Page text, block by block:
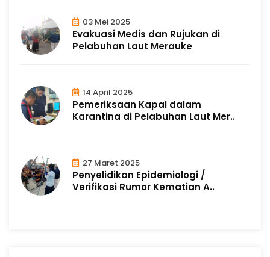
03 Mei 2025
Evakuasi Medis dan Rujukan di
Pelabuhan Laut Merauke
14 April 2025
Pemeriksaan Kapal dalam
Karantina di Pelabuhan Laut Mer..
27 Maret 2025
Penyelidikan Epidemiologi /
Verifikasi Rumor Kematian A..